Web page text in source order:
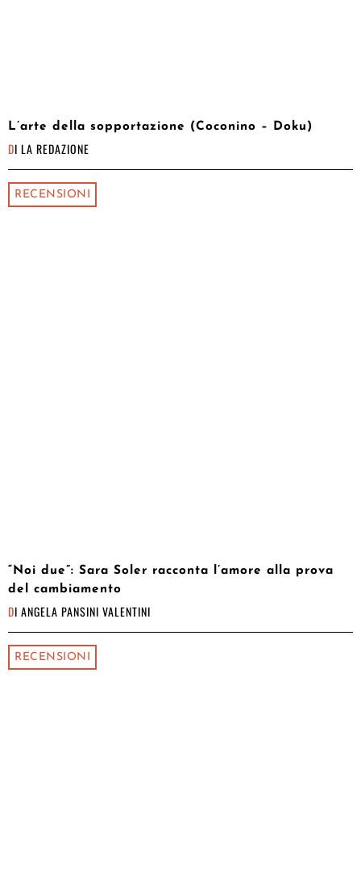
L’arte della sopportazione (Coconino – Doku)
DI LA REDAZIONE
RECENSIONI
“Noi due”: Sara Soler racconta l’amore alla prova
del cambiamento
DI ANGELA PANSINI VALENTINI
RECENSIONI